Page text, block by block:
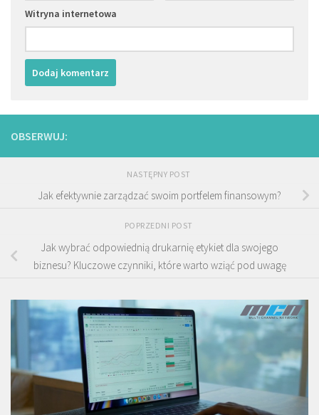
Witryna internetowa
OBSERWUJ:
NASTĘPNY POST
Jak efektywnie zarządzać swoim portfelem finansowym?
POPRZEDNI POST
Jak wybrać odpowiednią drukarnię etykiet dla swojego
biznesu? Kluczowe czynniki, które warto wziąć pod uwagę